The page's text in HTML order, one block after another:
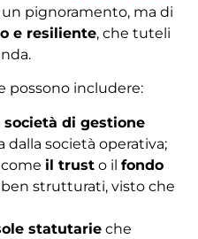
pignoramento, ma di
e resiliente, che tuteli
possono includere:
società di gestione
dalla società operativa;
il trust o il fondo
ben strutturati, visto che
statutarie che